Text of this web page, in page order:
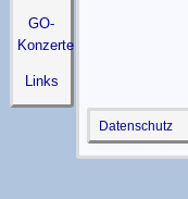
GO-
Konzerte
Links
Datenschutz